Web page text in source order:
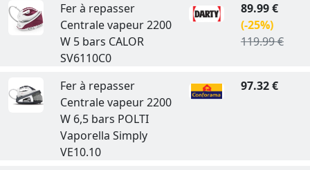
Fer à repasser
Centrale vapeur 2200
W 5 bars CALOR
SV6110C0
89.99 €
(-25%)
119.99 €
Fer à repasser
Centrale vapeur 2200
W 6,5 bars POLTI
Vaporella Simply
VE10.10
97.32 €